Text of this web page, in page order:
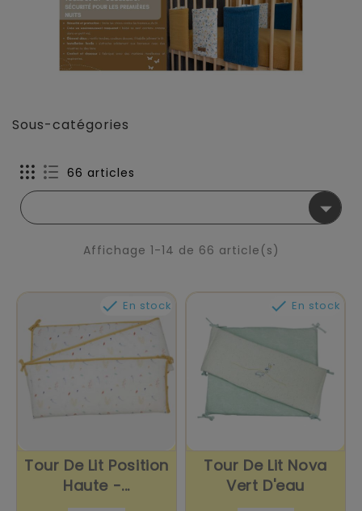
Sous-catégories
66 articles

Affichage 1-14 de 66 article(s)
 En stock
Tour De Lit Position
Haute -...
 En stock
Tour De Lit Nova
Vert D'eau